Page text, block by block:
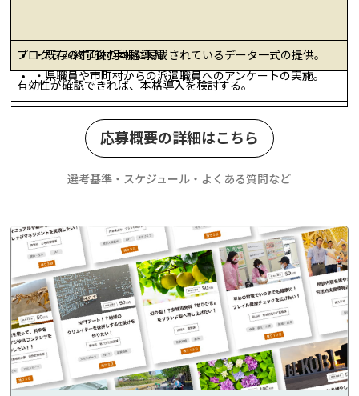
・既存の市町村手帳に掲載されているデータ一式の提供。
・県職員や市町村からの派遣職員へのアンケートの実施。
プログラム終了後の本格導入
有効性が確認できれば、本格導入を検討する。
応募概要の詳細はこちら
選考基準・スケジュール・よくある質問など